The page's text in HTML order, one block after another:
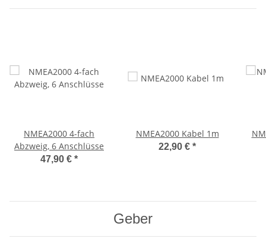
NMEA2000 4-fach
Abzweig, 6 Anschlüsse
47,90 € *
NMEA2000 Kabel 1m
22,90 € *
Geber